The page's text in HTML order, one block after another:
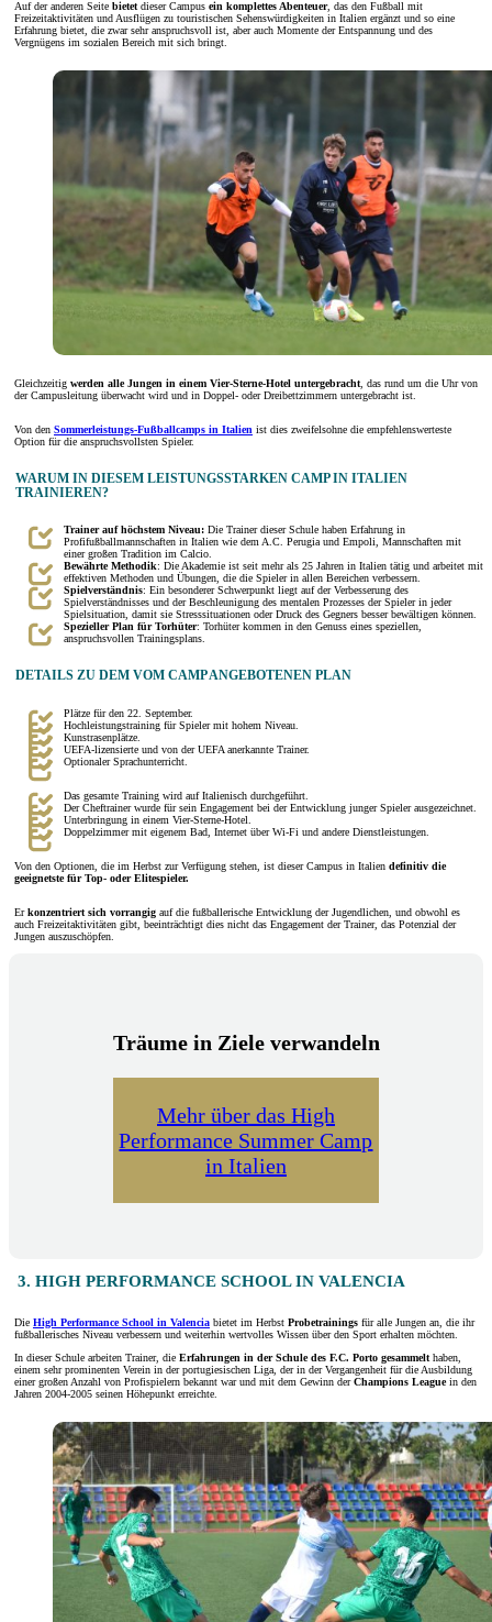
Auf der anderen Seite bietetdieser Campus ein komplettes Abenteuer, das den Fußball mit
Freizeitaktivitäten und Ausflügen zu touristischen Sehenswürdigkeiten in Italien ergänzt und so eine
Erfahrung bietet, die zwar sehr anspruchsvoll ist, aber auch Momente der Entspannung und des
Vergnügens im sozialen Bereich mit sich bringt.
Gleichzeitig werden alle Jungen in einem Vier-Sterne-Hotel untergebracht , das rund um die Uhr von
der Campusleitung überwacht wird und in Doppel- oder Dreibettzimmern untergebracht ist.
Von den Sommerleistungs-Fußballcamps in Italien ist dies zweifelsohne die empfehlenswerteste
Option für die anspruchsvollsten Spieler.
WARUM IN DIESEM LEISTUNGSSTARKEN CAMP IN ITALIEN
TRAINIEREN?
Trainer auf höchstem Niveau: Die Trainer dieser Schule haben Erfahrung in
Profifußballmannschaften in Italien wie dem A.C. Perugia und Empoli, Mannschaften mit
einer großen Tradition im Calcio.
Bewährte Methodik: Die Akademie ist seit mehr als 25 Jahren in Italien tätig und arbeitet mit
effektiven Methoden und Übungen, die die Spieler in allen Bereichen verbessern.
Spielverständnis: Ein besonderer Schwerpunkt liegt auf der Verbesserung des
Spielverständnisses und der Beschleunigung des mentalen Prozesses der Spieler in jeder
Spielsituation, damit sie Stresssituationen oder Druck des Gegners besser bewältigen können.
Spezieller Plan für Torhüter: Torhüter kommen in den Genuss eines speziellen,
anspruchsvollen Trainingsplans.
DETAILS ZU DEM VOM CAMP ANGEBOTENEN PLAN
Plätze für den 22. September.
Hochleistungstraining für Spieler mit hohem Niveau.
Kunstrasenplätze.
UEFA-lizensierte und von der UEFA anerkannte Trainer.
Optionaler Sprachunterricht.
Das gesamte Training wird auf Italienisch durchgeführt.
Der Cheftrainer wurde für sein Engagement bei der Entwicklung junger Spieler ausgezeichnet.
Unterbringung in einem Vier-Sterne-Hotel.
Doppelzimmer mit eigenem Bad, Internet über Wi-Fi und andere Dienstleistungen.
Von den Optionen, die im Herbst zur Verfügung stehen, ist dieser Campus in Italien definitiv die
geeignetste für Top- oder Elitespieler.
Erkonzentriert sich vorrangig auf die fußballerische Entwicklung der Jugendlichen, und obwohl es
auch Freizeitaktivitäten gibt, beeinträchtigt dies nicht das Engagement der Trainer, das Potenzial der
Jungen auszuschöpfen.
Träume in Ziele verwandeln
Mehr über das High
Performance Summer Camp
in Italien
3. HIGH PERFORMANCE SCHOOL IN VALENCIA
Die High Performance School in Valencia bietet im Herbst Probetrainings für alle Jungen an, die ihr
fußballerisches Niveau verbessern und weiterhin wertvolles Wissen über den Sport erhalten möchten.
In dieser Schule arbeiten Trainer, die Erfahrungen in der Schule des F.C. Porto gesammelt haben,
einem sehr prominenten Verein in der portugiesischen Liga, der in der Vergangenheit für die Ausbildung
einer großen Anzahl von Profispielern bekannt war und mit dem Gewinn derChampions Leaguein den
Jahren 2004-2005 seinen Höhepunkt erreichte.